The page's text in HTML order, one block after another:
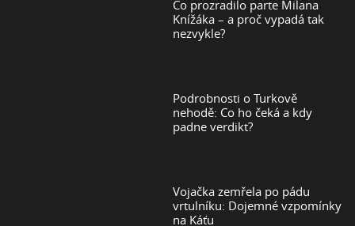
Co prozradilo parte Milana
Knížáka – a proč vypadá tak
nezvykle?
Podrobnosti o Turkově
nehodě: Co ho čeká a kdy
padne verdikt?
Vojačka zemřela po pádu
vrtulníku: Dojemné vzpomínky
na Káťu